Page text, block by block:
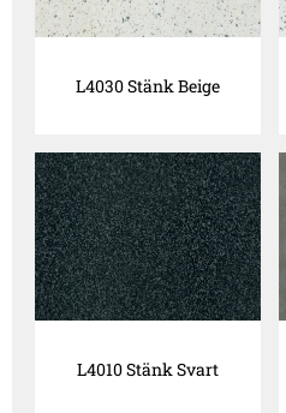
L4030 Stänk Beige
L4010 Stänk Svart